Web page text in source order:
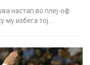
настап во плеј-оф
избега тој…